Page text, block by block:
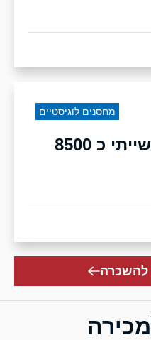
להשכרה מבנה תעשייתי כ 8500
מחסנים לוגיסטיים
להשכרה